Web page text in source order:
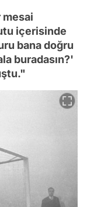
mesai
içerisinde
bana doğru
buradasın?'